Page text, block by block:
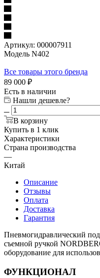
Артикул: 000007911
Модель N402
Все товары этого бренда
89 000 ₽
Есть в наличии
Нашли дешевле?
В корзину
Купить в 1 клик
Характеристики
Страна производства
—
Китай
Описание
Отзывы
Оплата
Доставка
Гарантия
Пневмогидравлический
съемной ручкой
оборудование для
ФУНКЦИОНАЛ